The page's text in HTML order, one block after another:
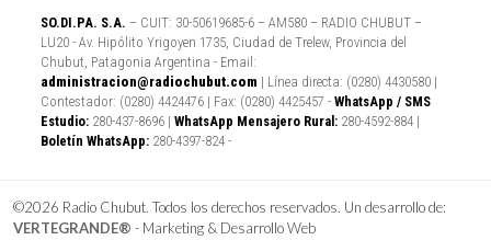
SO.DI.PA. S.A. – CUIT: 30-50619685-6 – AM580 – RADIO CHUBUT –
LU20 - Av. Hipólito Yrigoyen 1735, Ciudad de Trelew, Provincia del
Chubut, Patagonia Argentina - Email:
administracion@radiochubut.com | Línea directa: (0280) 4430580 |
Contestador: (0280) 4424476 | Fax: (0280) 4425457 - WhatsApp / SMS
Estudio: 280-437-8696 | WhatsApp Mensajero Rural: 280-4592-884 |
Boletín WhatsApp: 280-4397-824 -
©2026 Radio Chubut. Todos los derechos reservados. Un desarrollo de:
VERTEGRANDE® - Marketing & Desarrollo Web